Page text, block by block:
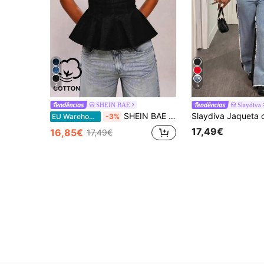
4
SHEIN BAE
EU Warehouse -3% SHEIN BAE Top casual de ganga sem mangas com decote redondo e bainha com folhos para mulher
16,85€ 17,49€
5
Slaydiva
17,49€